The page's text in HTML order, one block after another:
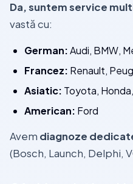
Da, suntem service
vastă cu:
German:Audi, BMW,
Francez: Renault,
Asiatic: Toyota,
American: Ford
Avem diagnoze
(Bosch, Launch, Delphi,